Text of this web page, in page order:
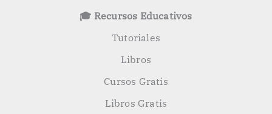
🎓 Recursos Educativos
Tutoriales
Libros
Cursos Gratis
Libros Gratis